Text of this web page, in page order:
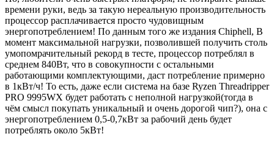
времени руки, ведь за такую нереальную производительность
процессор расплачивается просто чудовищным
энергопотреблением! По данным того же издания Chiphell, В
момент максимальной нагрузки, позволившей получить столь
умопомрачительный рекорд в тесте, процессор потреблял в
среднем 840Вт, что в совокупности с остальными
работающими комплектующими, даст потребление примерно
в 1кВт/ч! То есть, даже если система на базе Ryzen Threadripper
PRO 9995WX будет работать с неполной нагрузкой(тогда в
чём смысл покупать уникальный и очень дорогой чип?), она с
энергопотреблением 0,5-0,7кВт за рабочий день будет
потреблять около 5кВт!